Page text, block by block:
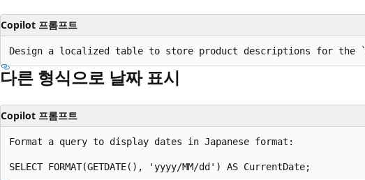
Copilot 프롬프트
다른 형식으로 날짜 표시
Copilot 프롬프트
Format a query to display dates in Japanese format: